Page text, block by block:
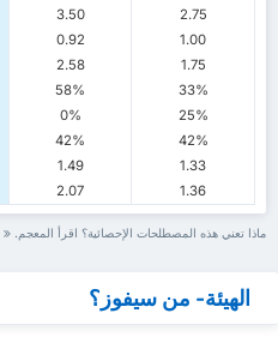
3.50
2.75
0.92
1.00
2.58
1.75
58%
33%
0%
25%
42%
42%
1.49
1.33
2.07 1.36
ماذا تعني هذه المصطلحات الإحصائية؟ اقرأ المعجم.
الهيئة- من سيفوز؟